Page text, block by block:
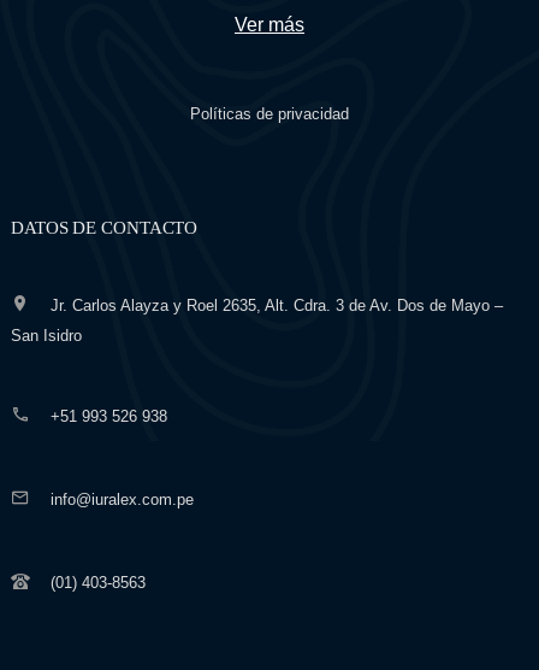
Ver más
Políticas de privacidad
DATOS DE CONTACTO
Jr. Carlos Alayza y Roel 2635, Alt. Cdra. 3 de Av. Dos de Mayo –
San Isidro
+51 993 526 938
info@iuralex.com.pe
(01) 403-8563